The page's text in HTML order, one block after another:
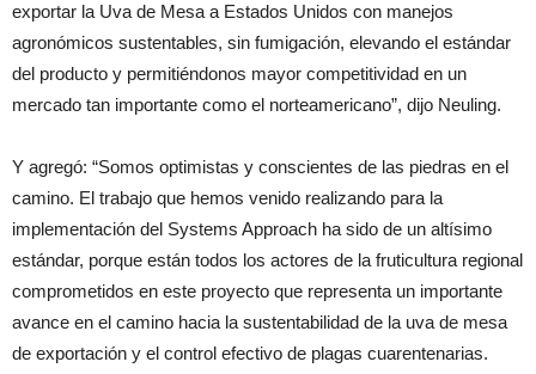
exportar la Uva de Mesa a Estados Unidos con manejos
agronómicos sustentables, sin fumigación, elevando el estándar
del producto y permitiéndonos mayor competitividad en un
mercado tan importante como el norteamericano”, dijo Neuling.
Y agregó: “Somos optimistas y conscientes de las piedras en el
camino. El trabajo que hemos venido realizando para la
implementación del Systems Approach ha sido de un altísimo
estándar, porque están todos los actores de la fruticultura regional
comprometidos en este proyecto que representa un importante
avance en el camino hacia la sustentabilidad de la uva de mesa
de exportación y el control efectivo de plagas cuarentenarias.